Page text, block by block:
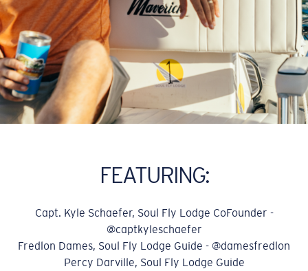
FEATURING:
Capt. Kyle Schaefer, Soul Fly Lodge CoFounder -
@captkyleschaefer
Fredlon Dames, Soul Fly Lodge Guide - @damesfredlon
Percy Darville, Soul Fly Lodge Guide